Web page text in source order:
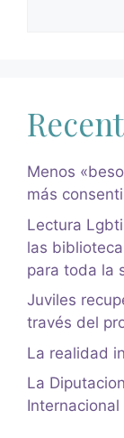
Menos
más
Lectura
las
para toda la
Juviles
través del
La realidad
La
Internacional